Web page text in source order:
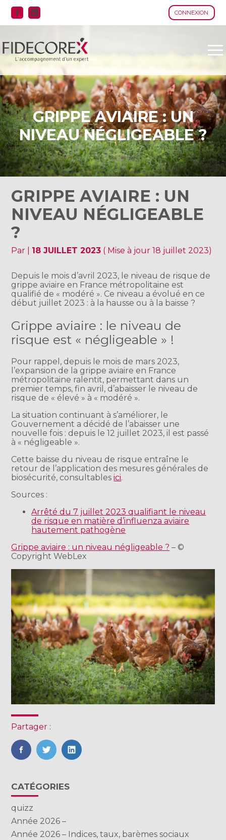
CONNEXION
Aller
contenu
GRIPPE AVIAIRE : UN
NIVEAU NÉGLIGEABLE ?
GRIPPE AVIAIRE : UN
NIVEAU NÉGLIGEABLE
?
Par 18 JUILLET 2023 ( Mise à jour 18 juillet 2023)
Depuis le mois d’avril 2023, le niveau de risque de
grippe aviaire en France métropolitaine est
qualifié de « modéré ». Ce niveau a évolué en ce
début juillet 2023 : à la hausse ou à la baisse ?
Grippe aviaire : le niveau de
risque est « négligeable » !
Pour rappel, depuis le mois de mars 2023,
l’expansion de la grippe aviaire en France
métropolitaine ralentit, permettant dans un
premier temps, fin avril, d’abaisser le niveau de
risque de « élevé » à « modéré ».
La situation continuant à s’améliorer, le
Gouvernement a décidé de l’abaisser une
nouvelle fois : depuis le 12 juillet 2023, il est passé
à « négligeable ».
Cette baisse du niveau de risque entraîne le
retour de l’application des mesures générales de
biosécurité, consultablesici.
Sources :
Arrêté du 7 juillet 2023 qualifiant le niveau
de risque en matière d’influenza aviaire
hautement pathogène
Grippe aviaire : un niveau négligeable ? – ©
Copyright WebLex
Partager :
FaceBook
TwitterLinkedIn
Blog
sidebar
CATÉGORIES
quizz
Année 2026 –
Année 2026 – Indices, taux, barèmes sociaux